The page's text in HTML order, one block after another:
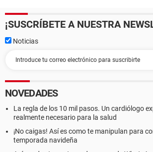
¡SUSCRÍBETE A NUESTRA
Noticias
NOVEDADES
La regla de los 10 mil pasos. Un cardiólogo
realmente necesario para la salud
¡No caigas! Así es como te manipulan para
temporada navideña